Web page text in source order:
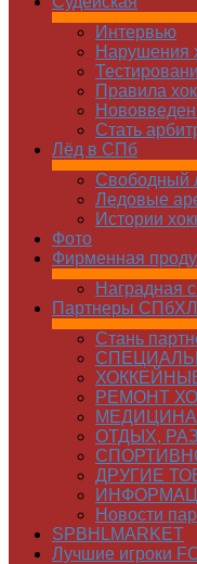
Интервью
Нарушения
Правила
Стать
Лёд в СПб
Свободный
Ледовые
Истории
Фото
Фирменная
Наградная
Партнеры СПбХЛ
Стань
РЕМОНТ
ОТДЫХ,
ДРУГИЕ
Новости
SPBHLMARKET
Лучшие игроки